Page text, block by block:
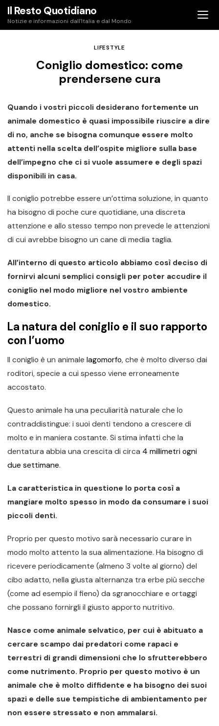
Skip
content
Il Resto Quotidiano
Notizie e informazioni dall'Italia e dal Mondo
LIFESTYLE
Coniglio domestico: come
prendersene cura
Quando i vostri piccoli desiderano fortemente un
animale domestico è quasi impossibile riuscire a dire
di no, anche se bisogna comunque essere molto
attenti nella scelta dell’ospite migliore sulla base
dell’impegno che ci si vuole assumere e degli spazi
disponibili in casa.
Il coniglio potrebbe essere un’ottima soluzione, in quanto
ha bisogno di poche cure quotidiane, una discreta
attenzione e allo stesso tempo non prevede le attenzioni
di cui avrebbe bisogno un cane di media taglia.
All’interno di questo articolo abbiamo così deciso di
fornirvi alcuni semplici consigli per poter accudire il
coniglio nel modo migliore nel vostro ambiente
domestico.
La natura del coniglio e il suo rapporto
con l’uomo
Il coniglio è un animale lagomorfo, che è molto diverso dai
roditori, specie a cui spesso viene erroneamente
accostato.
Questo animale ha una peculiarità naturale che lo
contraddistingue: i suoi denti tendono a crescere di
molto e in maniera costante. Si stima infatti che la
dentatura abbia una crescita di circa 4 millimetri ogni
due settimane.
La caratteristica in questione lo porta così a
mangiare molto spesso in modo da consumare i suoi
piccoli denti.
Proprio per questo motivo sarà necessario curare in
modo molto attento la sua alimentazione. Ha bisogno di
ricevere periodicamente (almeno 3 volte al giorno) del
cibo adatto, nella giusta alternanza tra erbe più secche
(come ad esempio il fieno) da sgranocchiare e ortaggi
che possano fornirgli il giusto apporto nutritivo.
Nasce come animale selvatico, per cui è abituato a
cercare scampo dai predatori come rapaci e
terrestri di grandi dimensioni che lo sfrutterebbero
come nutrimento. Proprio per questo motivo è un
animale che è molto diffidente e ha bisogno dei suoi
spazi e delle sue tempistiche di ambientamento per
non essere stressato e non ammalarsi.